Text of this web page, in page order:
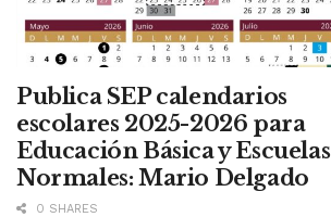
Publica SEP calendarios
escolares 2025-2026 para
Educación Básica y Escuelas
Normales: Mario Delgado
0 SHARES